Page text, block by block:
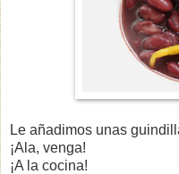
Le añadimos unas
¡Ala, venga!
¡A la cocina!